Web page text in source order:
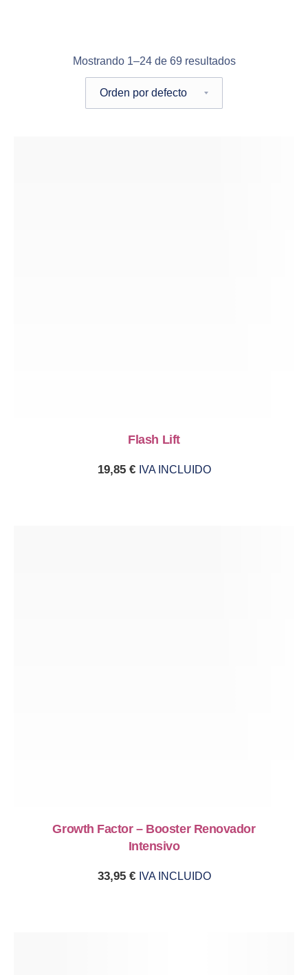
Mostrando 1–24 de 69 resultados
Pedido de la tienda
Flash Lift
19,85 € IVA INCLUIDO
Growth Factor – Booster Renovador
Intensivo
33,95 € IVA INCLUIDO